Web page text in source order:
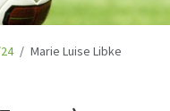
Marie Luise Libke